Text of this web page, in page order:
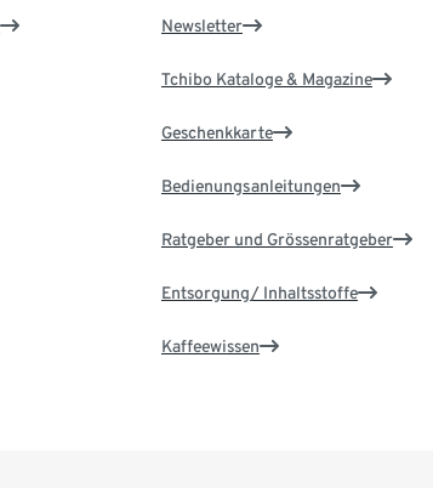
Newsletter
Tchibo Kataloge & Magazine
Geschenkkarte
Bedienungsanleitungen
Ratgeber und Grössenratgeber
Entsorgung/ Inhaltsstoffe
Kaffeewissen